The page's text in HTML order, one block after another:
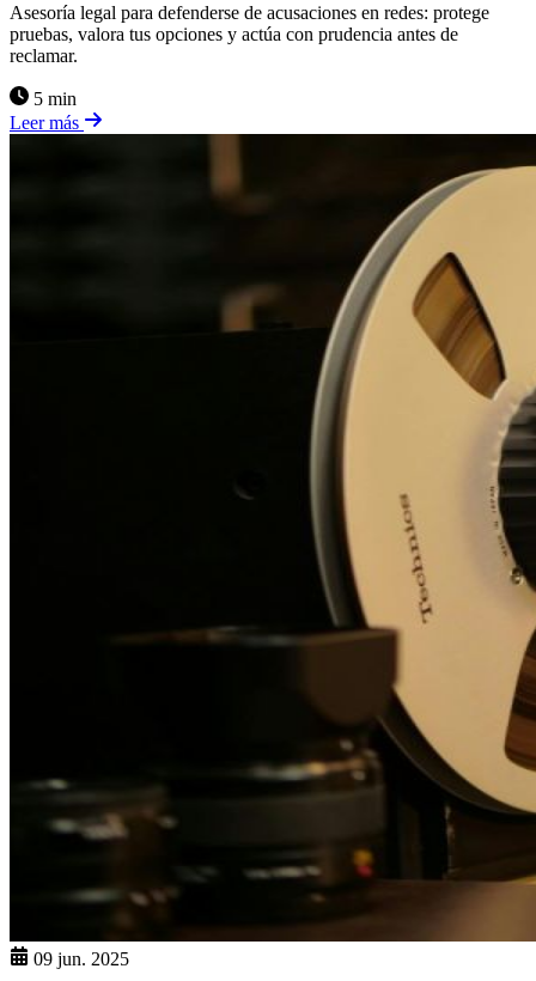
Asesoría legal para defenderse de acusaciones en redes: protege
pruebas, valora tus opciones y actúa con prudencia antes de
reclamar.
5 min
Leer más
09 jun. 2025